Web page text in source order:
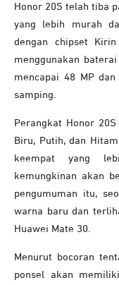
Honor 20S telah tiba
yang lebih murah
dengan chipset
menggunakan
mencapai 48 MP
samping.
Perangkat Honor
Biru, Putih, dan
keempat yang
kemungkinan akan
pengumuman itu,
warna baru dan
Huawei Mate 30.
Menurut bocoran
ponsel akan